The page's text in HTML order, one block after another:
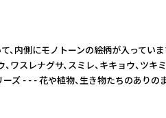
にモノトーンの絵柄が入っ
ナグサ、スミレ、キキョウ、
ーズ - - - 花や植物、生き物